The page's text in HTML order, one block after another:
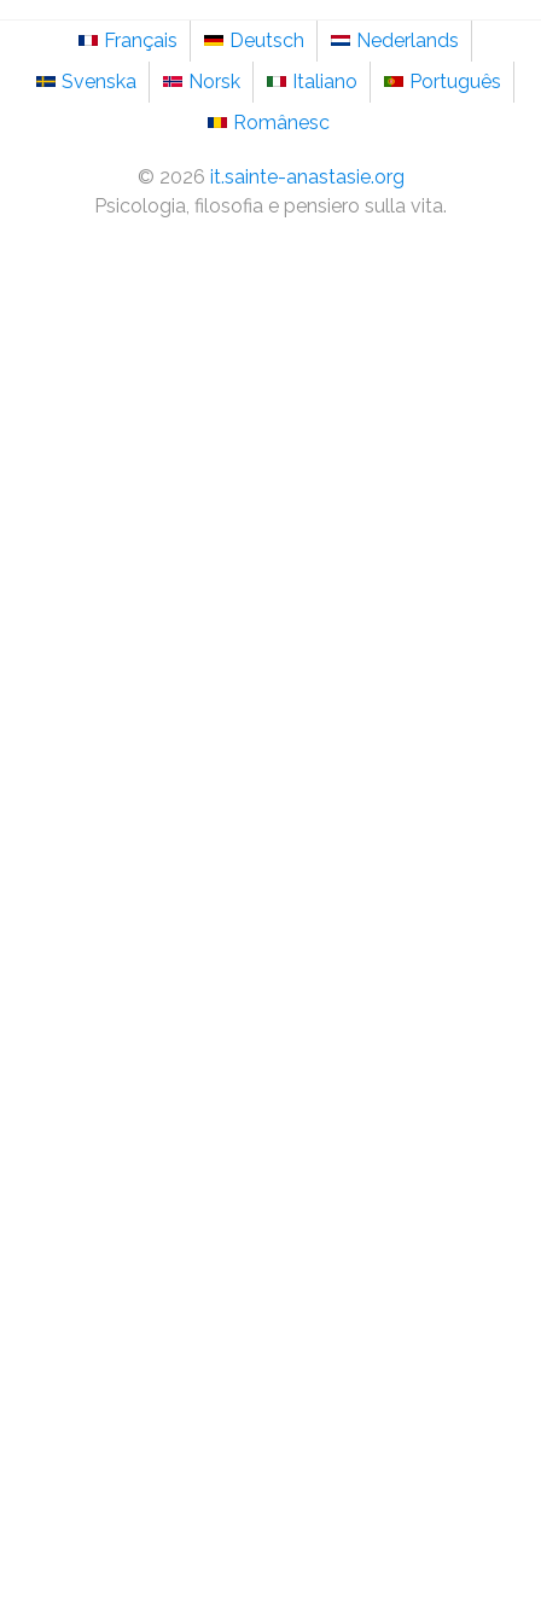
Français Deutsch
Nederlands
Svenska
Norsk Italiano
Português
Românesc
© 2026 it.sainte-anastasie.org
Psicologia, filosofia e pensiero sulla vita.